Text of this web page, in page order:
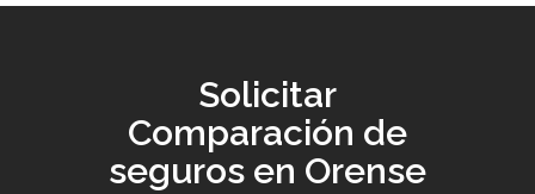
Solicitar
Comparación de
seguros en Orense